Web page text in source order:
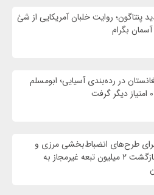
پنتاگون؛ روایت خلبان آمریکایی از شئ
بگرام
در رده‌بندی آسیایی؛ ابومسلم
طرح‌های انضباط‌بخشی مرزی و
داخلی؛ بازگشت ۲ میلیون تبعه غیرمجاز به